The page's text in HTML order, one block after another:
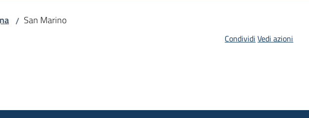
/ San Marino
Condividi Vedi azioni